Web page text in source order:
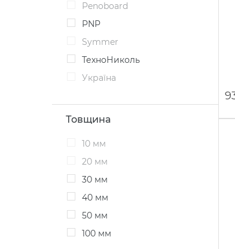
Penoboard
PNP
Symmer
ТехноНиколь
Україна
Товщина
10 мм
20 мм
30 мм
40 мм
50 мм
100 мм